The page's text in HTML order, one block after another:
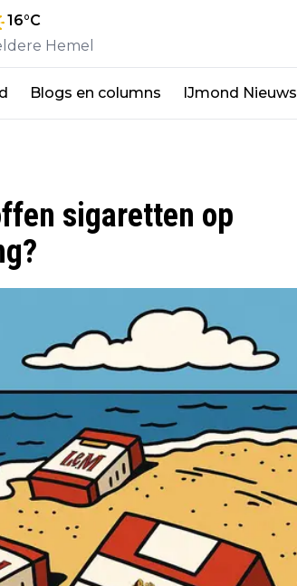
16°C
Hemel
Blogs en columns IJmond Nieuws
sigaretten op